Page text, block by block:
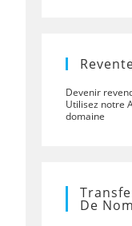
Devenir
Utilisez notre
domaine
De